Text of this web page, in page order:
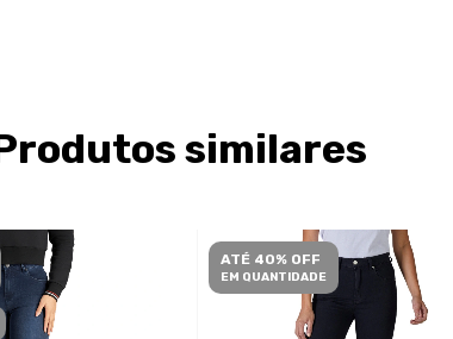
similares
ATÉ 40% OFF
EM QUANTIDADE